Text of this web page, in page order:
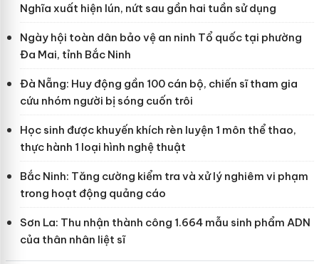
Nghĩa xuất hiện lún, nứt sau gần hai tuần sử dụng
Ngày hội toàn dân bảo vệ an ninh Tổ quốc tại phường
Đa Mai, tỉnh Bắc Ninh
Đà Nẵng: Huy động gần 100 cán bộ, chiến sĩ tham gia
cứu nhóm người bị sóng cuốn trôi
Học sinh được khuyến khích rèn luyện 1 môn thể thao,
thực hành 1 loại hình nghệ thuật
Bắc Ninh: Tăng cường kiểm tra và xử lý nghiêm vi phạm
trong hoạt động quảng cáo
Sơn La: Thu nhận thành công 1.664 mẫu sinh phẩm ADN
của thân nhân liệt sĩ